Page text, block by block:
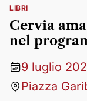
LIBRI
Cervia
nel
9 luglio
Piazza